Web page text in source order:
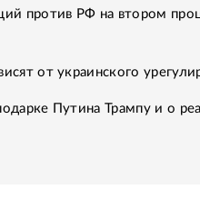
против РФ на втором
от украинского
Путина Трампу и о